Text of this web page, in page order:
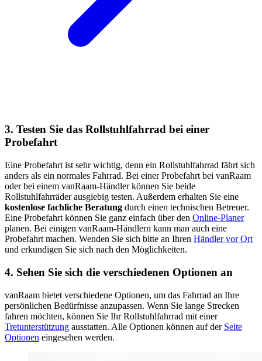
3. Testen Sie das Rollstuhlfahrrad bei einer
Probefahrt
Eine Probefahrt ist sehr wichtig, denn ein Rollstuhlfahrrad fährt sich
anders als ein normales Fahrrad. Bei einer Probefahrt bei vanRaam
oder bei einem vanRaam-Händler können Sie beide
Rollstuhlfahrräder ausgiebig testen. Außerdem erhalten Sie eine
kostenlose fachliche Beratung durch einen technischen Betreuer.
Eine Probefahrt können Sie ganz einfach über den Online-Planer
planen. Bei einigen vanRaam-Händlern kann man auch eine
Probefahrt machen. Wenden Sie sich bitte an Ihren Händler vor Ort
und erkundigen Sie sich nach den Möglichkeiten.
4. Sehen Sie sich die verschiedenen Optionen an
vanRaam bietet verschiedene Optionen, um das Fahrrad an Ihre
persönlichen Bedürfnisse anzupassen. Wenn Sie lange Strecken
fahren möchten, können Sie Ihr Rollstuhlfahrrad mit einer
Tretunterstützung ausstatten. Alle Optionen können auf der Seite
Optionen eingesehen werden.